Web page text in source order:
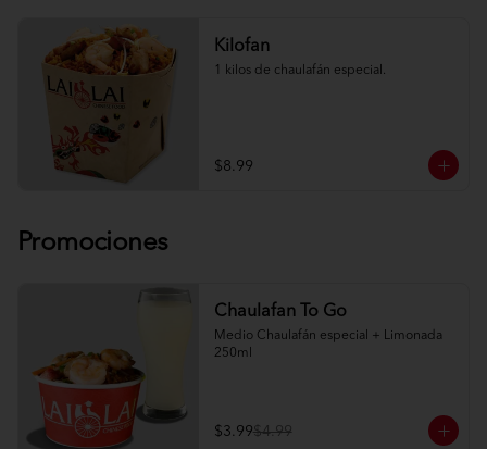
Kilofan
1 kilos de chaulafán especial.
$8.99
Promociones
Chaulafan To Go
Medio Chaulafán especial + Limonada
250ml
$3.99$4.99